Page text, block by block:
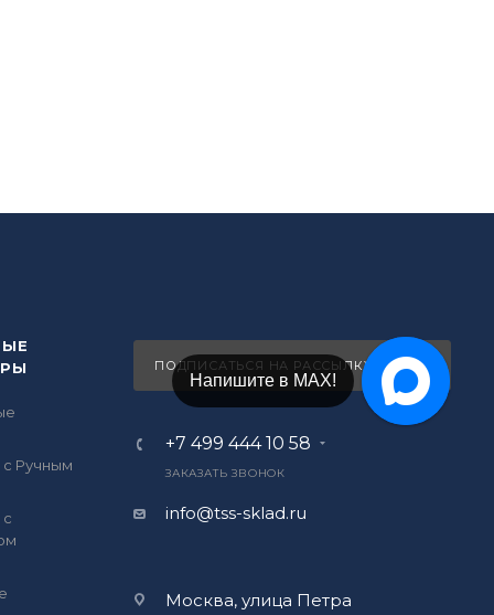
Ручным
ПОДПИСАТЬСЯ НА РАССЫЛКУ
+7 499 444 10 58
ЗАКАЗАТЬ ЗВОНОК
info@tss-sklad.ru
Москва, улица Петра
Напишите в Telegram!